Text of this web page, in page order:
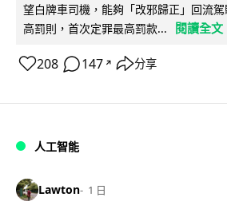
望白牌車司機，能夠「改邪歸正」回流
高罰則，首次定罪最高罰款...
閱讀全文
208 147 ↗ 分享
人工智能
Lawton 1 日